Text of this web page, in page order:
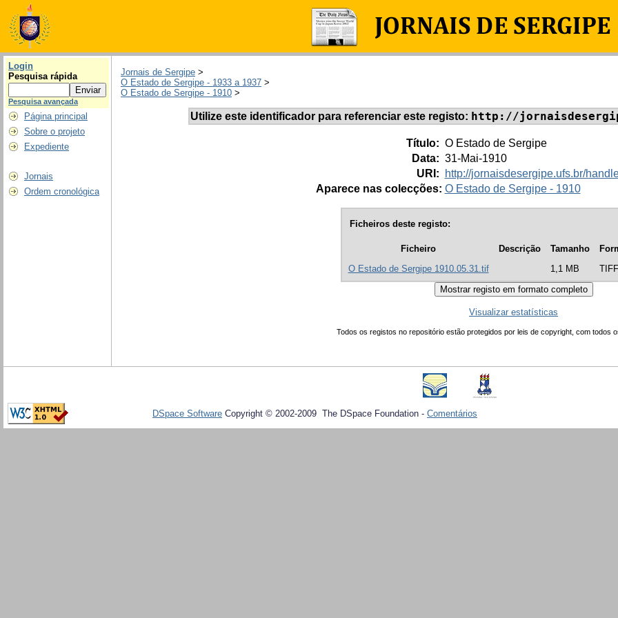
Login
Pesquisa rápida
Pesquisa avançada
Página principal
Sobre o projeto
Expediente
Jornais
Ordem cronológica
Jornais de Sergipe >
O Estado de Sergipe - 1933 a 1937 >
O Estado de Sergipe - 1910 >
Utilize este identificador para referenciar este registo: http://
Título: O Estado de Sergipe
Data: 31-Mai-1910
URI:
http://jornaisdesergipe.ufs.br/
Aparece nas colecções: O Estado de Sergipe - 1910
Ficheiros deste registo:
Ficheiro Descrição Tamanho
O Estado de Sergipe 1910.05.31.tif
1,1 MB TIFF
Visualizar estatísticas
Todos os registos no repositório estão protegidos por leis de copyright, com todos
DSpace Software Copyright © 2002-2009 The DSpace Foundation - Comentários